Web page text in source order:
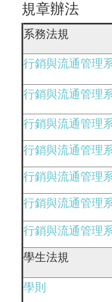
規章辦法
系務法規
行銷與流通管理
行銷與流通管理
行銷與流通管理
行銷與流通管理
行銷與流通管理
行銷與流通管理
行銷與流通管理
學生法規
學則